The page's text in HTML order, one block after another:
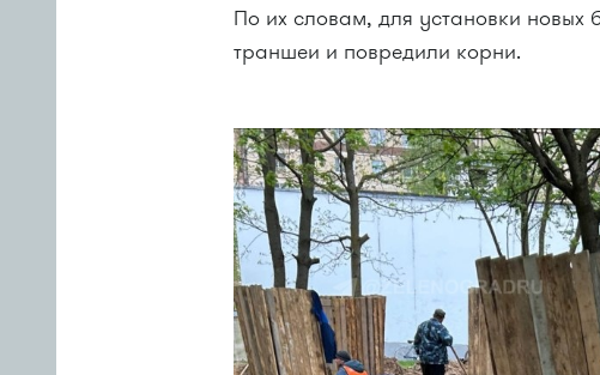
По их словам, для установки
траншеи и повредили корни.